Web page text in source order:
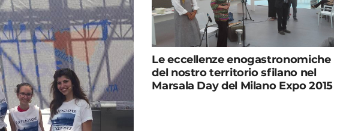
Le eccellenze enogastronomiche
del nostro territorio sfilano nel
Marsala Day del Milano Expo 2015